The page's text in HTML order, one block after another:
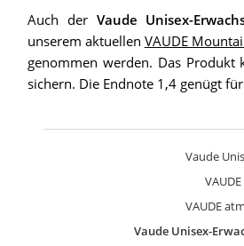
Auch der Vaude Unisex-
unserem aktuellen VAUDE
genommen werden. Das
sichern. Die Endnote 1,4 genügt
Vaude
VAUDE
Vaude Unisex-